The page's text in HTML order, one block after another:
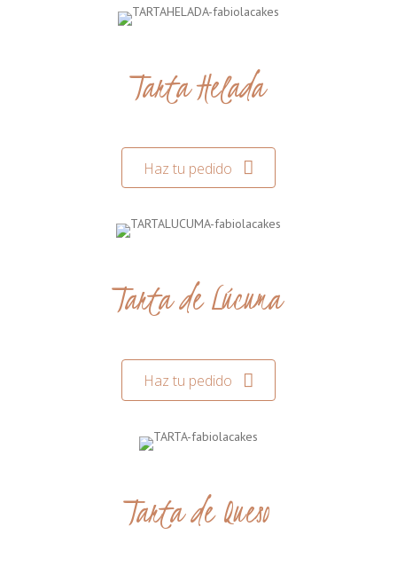
Tarta Helada
Haz tu pedido
Tarta de Lúcuma
Haz tu pedido
Tarta de Queso